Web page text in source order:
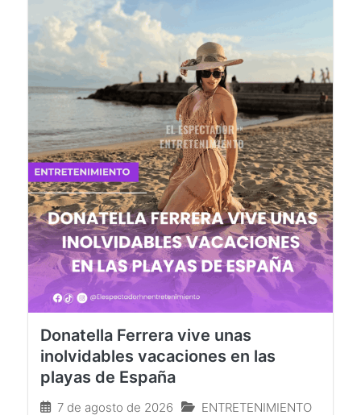
Donatella Ferrera vive unas
inolvidables vacaciones en las